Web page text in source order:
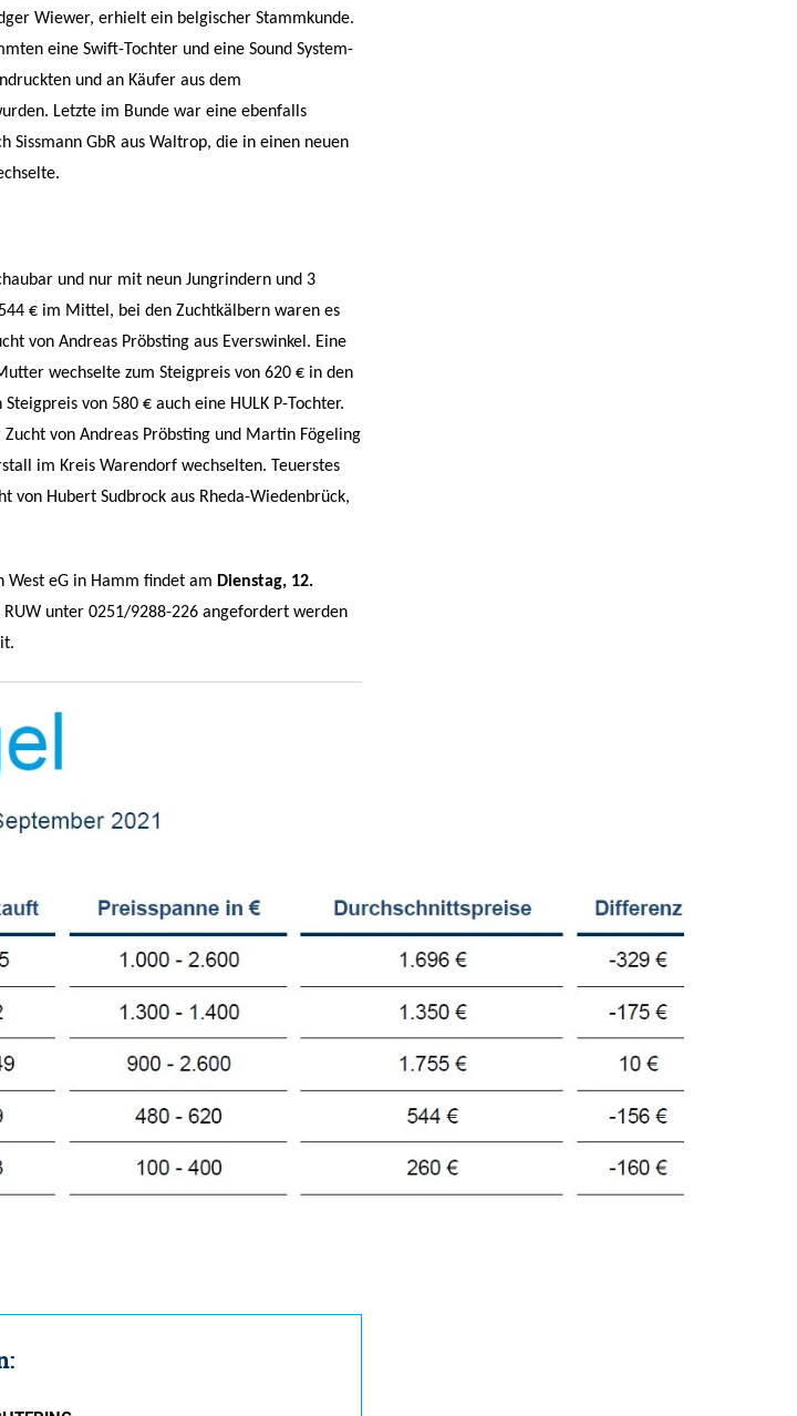
Wiewer, erhielt ein belgischer Stammkunde.
eine Swift-Tochter und eine Sound System-
und an Käufer aus dem
Letzte im Bunde war eine ebenfalls
Sissmann GbR aus Waltrop, die in einen neuen
und nur mit neun Jungrindern und 3
€ im Mittel, bei den Zuchtkälbern waren es
von Andreas Pröbsting aus Everswinkel. Eine
wechselte zum Steigpreis von 620 € in den
von 580 € auch eine HULK P-Tochter.
von Andreas Pröbsting und Martin Fögeling
im Kreis Warendorf wechselten. Teuerstes
von Hubert Sudbrock aus Rheda-Wiedenbrück,
West eG in Hamm findet am Dienstag, 12.
unter 0251/9288-226 angefordert werden